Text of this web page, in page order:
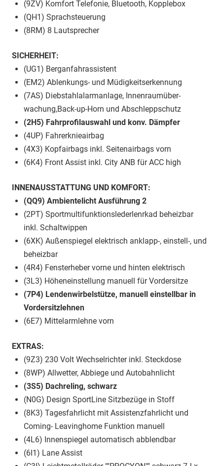
(9ZV) Komfort Telefonie, Bluetooth, Kopplebox
(QH1) Sprachsteuerung
(8RM) 8 Lautsprecher
SICHERHEIT:
(UG1) Berganfahrassistent
(EM2) Ablenkungs- und Müdigkeitserkennung
(7AS) Diebstahlalarmanlage, Innenraumüber-
wachung,Back-up-Horn und Abschleppschutz
(2H5) Fahrprofilauswahl und konv. Dämpfer
(4UP) Fahrerknieairbag
(4X3) Kopfairbags inkl. Seitenairbags vorn
(6K4) Front Assist inkl. City ANB für ACC high
INNENAUSSTATTUNG UND KOMFORT:
(QQ9) Ambientelicht Ausführung 2
(2PT) Sportmultifunktionslederlenrkad beheizbar
inkl. Schaltwippen
(6XK) Außenspiegel elektrisch anklapp-, einstell-, und
beheizbar
(4R4) Fensterheber vorne und hinten elektrisch
(3L3) Höheneinstellung manuell für Vordersitze
(7P4) Lendenwirbelstütze, manuell einstellbar in
Vordersitzlehnen
(6E7) Mittelarmlehne vorn
EXTRAS:
(9Z3) 230 Volt Wechselrichter inkl. Steckdose
(8WP) Allwetter, Abbiege und Autobahnlicht
(3S5) Dachreling, schwarz
(N0G) Design SportLine Sitzbezüge in Stoff
(8K3) Tagesfahrlicht mit Assistenzfahrlicht und
Coming- Leavinghome Funktion manuell
(4L6) Innenspiegel automatisch abblendbar
(6I1) Lane Assist